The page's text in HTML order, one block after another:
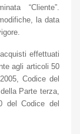
“Cliente”.
la data
effettuati
agli articoli 50
Codice del
Parte terza,
del Codice del